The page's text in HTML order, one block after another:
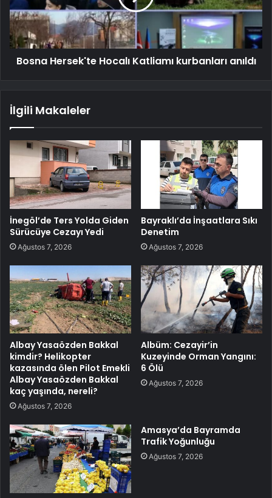
Bosna Hersek'te Hocalı Katliamı kurbanları anıldı
İlgili Makaleler
İnegöl’de Ters Yolda Giden
Sürücüye Cezayı Yedi
Ağustos 7, 2026
Bayraklı’da İnşaatlara Sıkı
Denetim
Ağustos 7, 2026
Albay Yasaözden Bakkal
kimdir? Helikopter
kazasında ölen Pilot Emekli
Albay Yasaözden Bakkal
kaç yaşında, nereli?
Ağustos 7, 2026
Albüm: Cezayir’in
Kuzeyinde Orman Yangını:
6 Ölü
Ağustos 7, 2026
Amasya’da Bayramda
Trafik Yoğunluğu
Ağustos 7, 2026